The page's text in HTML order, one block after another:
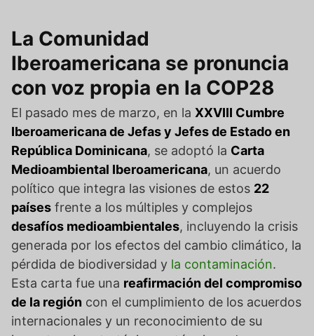
La Comunidad
Iberoamericana se pronuncia
con voz propia en la COP28
El pasado mes de marzo, en la XXVIII Cumbre
Iberoamericana de Jefas y Jefes de Estado en
República Dominicana, se adoptó la Carta
Medioambiental Iberoamericana, un acuerdo
político que integra las visiones de estos 22
países frente a los múltiples y complejos
desafíos medioambientales, incluyendo la crisis
generada por los efectos del cambio climático, la
pérdida de biodiversidad y la contaminación.
Esta carta fue una reafirmación del compromiso
de la región con el cumplimiento de los acuerdos
internacionales y un reconocimiento de su